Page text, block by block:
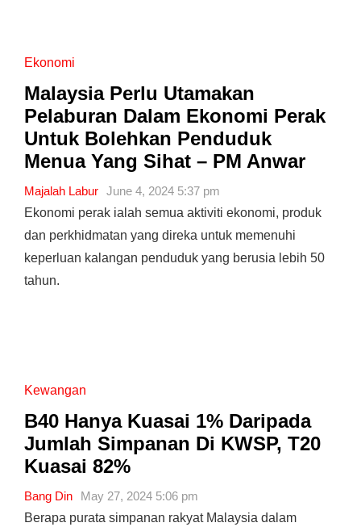
Ekonomi
Malaysia Perlu Utamakan
Pelaburan Dalam Ekonomi Perak
Untuk Bolehkan Penduduk
Menua Yang Sihat – PM Anwar
Majalah Labur June 4, 2024 5:37 pm
Ekonomi perak ialah semua aktiviti ekonomi, produk
dan perkhidmatan yang direka untuk memenuhi
keperluan kalangan penduduk yang berusia lebih 50
tahun.
Kewangan
B40 Hanya Kuasai 1% Daripada
Jumlah Simpanan Di KWSP, T20
Kuasai 82%
Bang Din
May 27, 2024 5:06 pm
Berapa purata simpanan rakyat Malaysia dalam